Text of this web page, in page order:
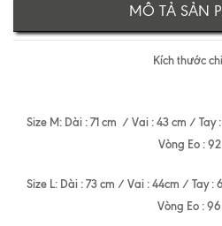
MÔ TẢ SẢN
Kích thước
Size M: Dài : 71 cm / Vai : 43 cm /
Vòng Eo :
Size L: Dài : 73 cm / Vai : 44cm / Tay
Vòng Eo :